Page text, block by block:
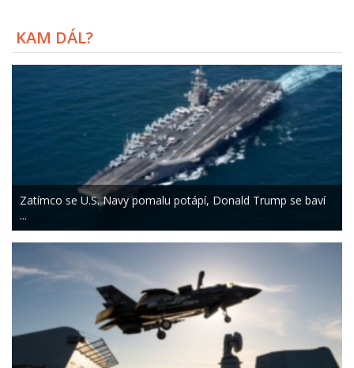
KAM DÁL?
Zatímco se U.S. Navy pomalu potápí, Donald Trump se baví
...